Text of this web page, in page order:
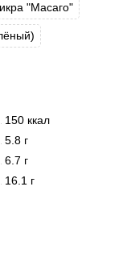
икра "Масаго"
150 ккал
5.8 г
6.7 г
16.1 г